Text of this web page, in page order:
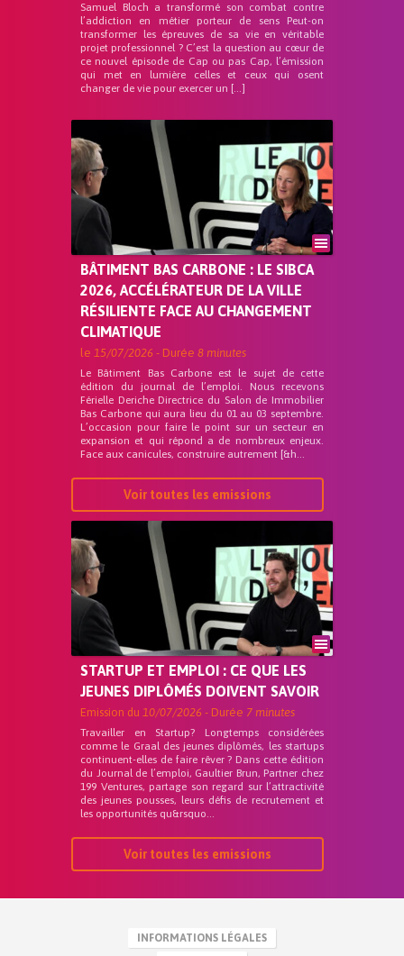
Samuel Bloch a transformé son combat contre
l’addiction en métier porteur de sens Peut-on
transformer les épreuves de sa vie en véritable
projet professionnel ? C’est la question au cœur de
ce nouvel épisode de Cap ou pas Cap, l’émission
qui met en lumière celles et ceux qui osent
changer de vie pour exercer un […]
BÂTIMENT BAS CARBONE : LE SIBCA
2026, ACCÉLÉRATEUR DE LA VILLE
RÉSILIENTE FACE AU CHANGEMENT
CLIMATIQUE
le 15/07/2026 - Durée 8 minutes
Le Bâtiment Bas Carbone est le sujet de cette
édition du journal de l’emploi. Nous recevons
Férielle Deriche Directrice du Salon de Immobilier
Bas Carbone qui aura lieu du 01 au 03 septembre.
L’occasion pour faire le point sur un secteur en
expansion et qui répond a de nombreux enjeux.
Face aux canicules, construire autrement [&h...
Voir toutes les emissions
STARTUP ET EMPLOI : CE QUE LES
JEUNES DIPLÔMÉS DOIVENT SAVOIR
Emission du 10/07/2026 - Durée 7 minutes
Travailler en Startup? Longtemps considérées
comme le Graal des jeunes diplômés, les startups
continuent-elles de faire rêver ? Dans cette édition
du Journal de l’emploi, Gaultier Brun, Partner chez
199 Ventures, partage son regard sur l’attractivité
des jeunes pousses, leurs défis de recrutement et
les opportunités qu&rsquo...
Voir toutes les emissions
INFORMATIONS LÉGALES